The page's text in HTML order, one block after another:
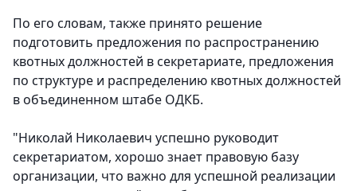
По его словам, также принято решение
подготовить предложения по распространению
квотных должностей в секретариате, предложения
по структуре и распределению квотных должностей
в объединенном штабе ОДКБ.
"Николай Николаевич успешно руководит
секретариатом, хорошо знает правовую базу
организации, что важно для успешной реализации